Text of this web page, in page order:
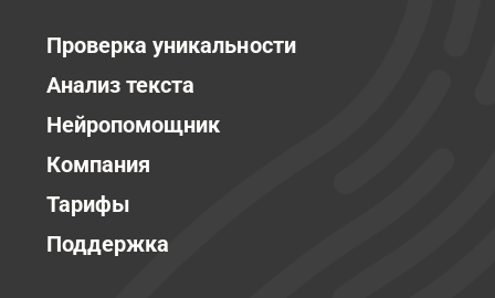
Проверка уникальности
Анализ текста
Нейропомощник
Компания
Тарифы
Поддержка